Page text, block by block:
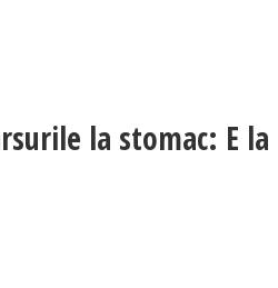
la stomac: E la